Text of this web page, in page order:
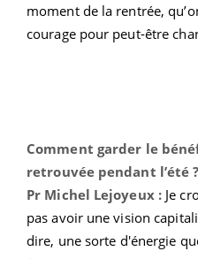
moment de la rentrée,
courage pour peut-être
Comment garder le
retrouvée pendant l’été ?
Pr Michel Lejoyeux : Je
pas avoir une vision
dire, une sorte d'énergie